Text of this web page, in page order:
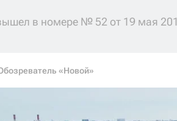
в номере № 52 от 19 мая
«Новой»